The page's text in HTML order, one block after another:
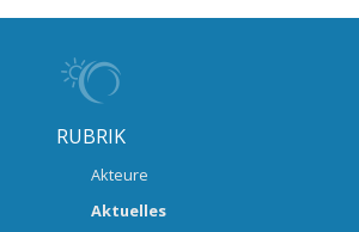
RUBRIK
Akteure
Aktuelles